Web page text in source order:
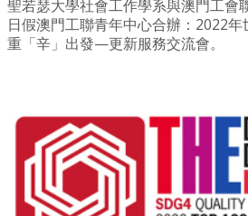
聖若瑟大學社會工作學系與澳門工會
日假澳門工聯青年中心合辦：2022年
重「辛」出發—更新服務交流會。